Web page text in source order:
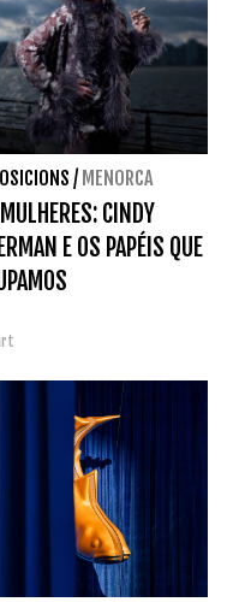
/ MENORCA
CINDY
E OS PAPÉIS QUE